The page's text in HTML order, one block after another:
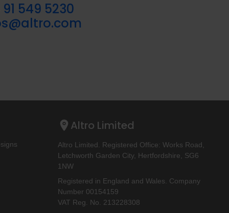
549 5230
Altro Limited
Altro Limited. Registered Office: Works Road,
Letchworth Garden City, Hertfordshire, SG6
1NW
Registered in England and Wales. Company
Number 00154159
VAT Reg. No. 213228308